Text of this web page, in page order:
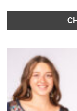
produit
plusieurs
variations.
Les